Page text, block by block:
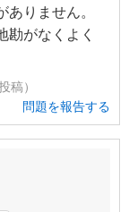
りません。
がなくよく
稿）
問題を報告する